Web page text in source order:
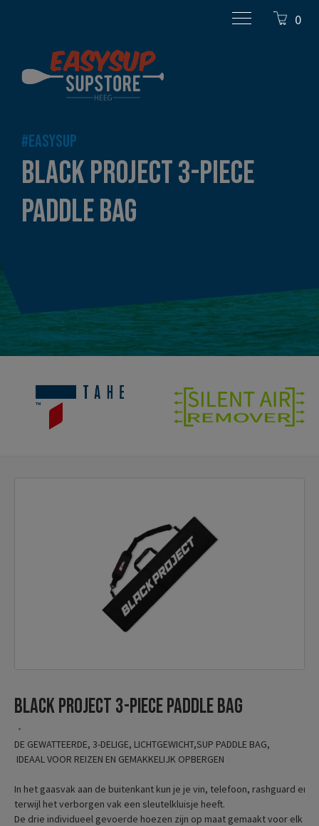
#EASYSUP
BLACK PROJECT 3-PIECE
PADDLE BAG
0
Black Project 3-piece paddle bag
DE GEWATTEERDE, 3-DELIGE, LICHTGEWICHT,SUP PADDLE BAG,
IDEAAL VOOR REIZEN EN GEMAKKELIJK OPBERGEN
In het gaasvak aan de buitenkant kun je je vin, telefoon, rashguard en
terwijl het verborgen vak een sleutelkluisje heeft.
De drie individueel gevoerde hoezen zijn op maat gemaakt voor elk